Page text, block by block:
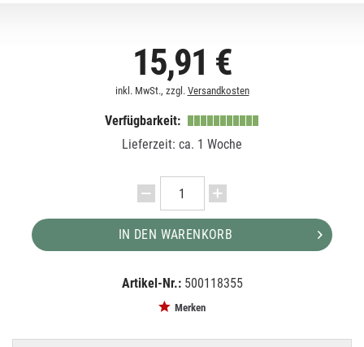
15,91 €
inkl. MwSt., zzgl. Versandkosten
Verfügbarkeit:
Lieferzeit: ca. 1 Woche
IN DEN WARENKORB
Artikel-Nr.: 500118355
Merken